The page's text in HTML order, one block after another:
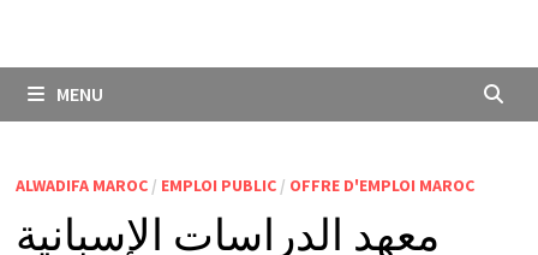
MENU
ALWADIFA MAROC/ EMPLOI PUBLIC/ OFFRE D'EMPLOI MAROC
معهد الدراسات الإسبانية